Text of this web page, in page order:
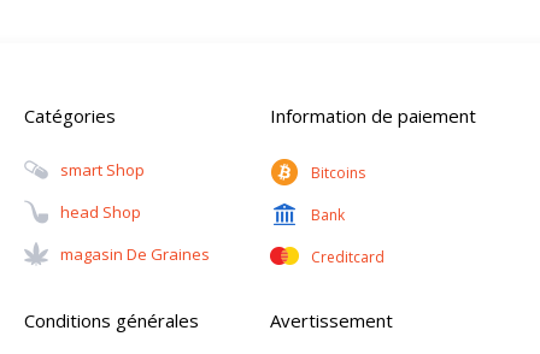
Catégories
Smart Shop
Head Shop
Magasin De Graines
Information de paiement
Bitcoins
Bank
Creditcard
Conditions générales Avertissement